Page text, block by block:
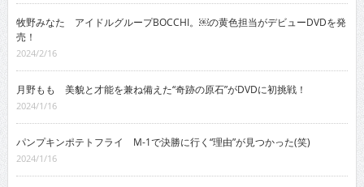
牧野みなた アイドルグループBOCCHI。￼の黄色担当がデビューDVDを発
売！
2024/2/16
月野もも 美貌と才能を兼ね備えた“奇跡の原石”がDVDに初挑戦！
2024/1/16
パンプキンポテトフライ M-1で決勝に行く“理由”が見つかった(笑)
2024/1/16